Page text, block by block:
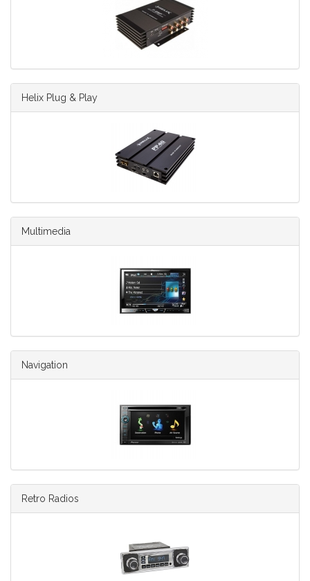
Helix Plug & Play
Multimedia
Navigation
Retro Radios